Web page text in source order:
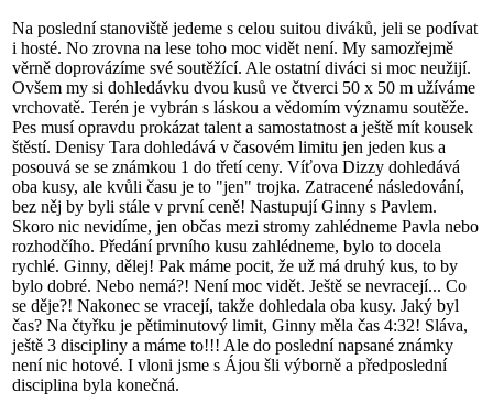
Na poslední stanoviště jedeme s celou suitou diváků, jeli se podívat
i hosté. No zrovna na lese toho moc vidět není. My samozřejmě
věrně doprovázíme své soutěžící. Ale ostatní diváci si moc neužijí.
Ovšem my si dohledávku dvou kusů ve čtverci 50 x 50 m užíváme
vrchovatě. Terén je vybrán s láskou a vědomím významu soutěže.
Pes musí opravdu prokázat talent a samostatnost a ještě mít kousek
štěstí. Denisy Tara dohledává v časovém limitu jen jeden kus a
posouvá se se známkou 1 do třetí ceny. Víťova Dizzy dohledává
oba kusy, ale kvůli času je to "jen" trojka. Zatracené následování,
bez něj by byli stále v první ceně! Nastupují Ginny s Pavlem.
Skoro nic nevidíme, jen občas mezi stromy zahlédneme Pavla nebo
rozhodčího. Předání prvního kusu zahlédneme, bylo to docela
rychlé. Ginny, dělej! Pak máme pocit, že už má druhý kus, to by
bylo dobré. Nebo nemá?! Není moc vidět. Ještě se nevracejí... Co
se děje?! Nakonec se vracejí, takže dohledala oba kusy. Jaký byl
čas? Na čtyřku je pětiminutový limit, Ginny měla čas 4:32! Sláva,
ještě 3 discipliny a máme to!!! Ale do poslední napsané známky
není nic hotové. I vloni jsme s Ájou šli výborně a předposlední
disciplina byla konečná.